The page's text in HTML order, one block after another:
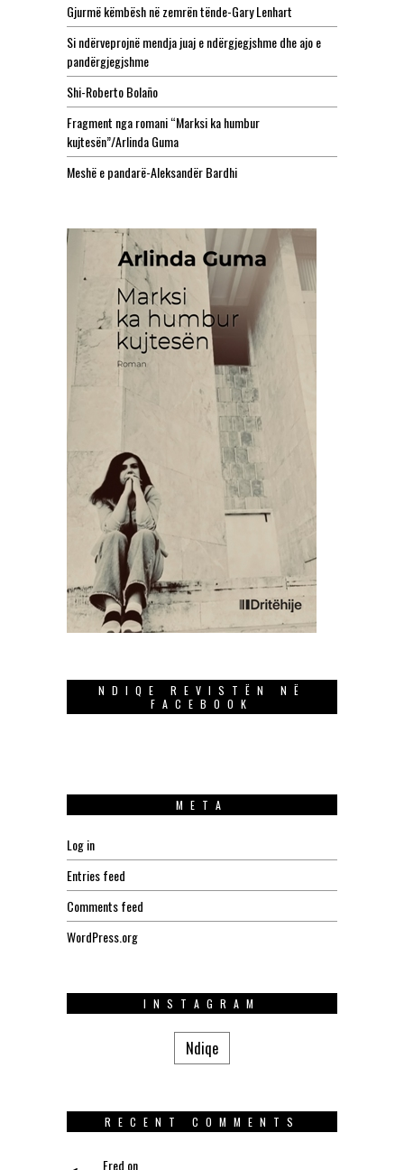
Gjurmë këmbësh në zemrën tënde-Gary Lenhart
Si ndërveprojnë mendja juaj e ndërgjegjshme dhe ajo e
pandërgjegjshme
Shi-Roberto Bolaño
Fragment nga romani “Marksi ka humbur
kujtesën”/Arlinda Guma
Meshë e pandarë-Aleksandër Bardhi
NDIQE REVISTËN NË
FACEBOOK
META
Log in
Entries feed
Comments feed
WordPress.org
INSTAGRAM
Ndiqe
RECENT COMMENTS
Fred on